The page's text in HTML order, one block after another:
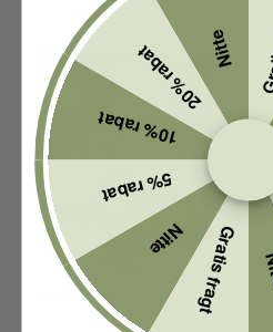
Mickey Mouse (31202)
31202
Gratis fragt
Nitte
5% rabat
10% rabat
20% rabatNitte